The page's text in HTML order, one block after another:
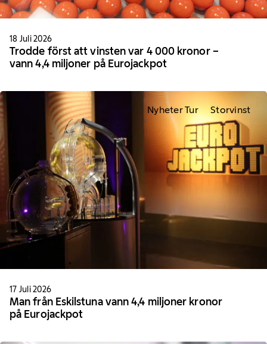
18 Juli 2026
Trodde först att vinsten var 4 000 kronor –
vann 4,4 miljoner på Eurojackpot
Nyheter Tur Storvinst
17 Juli 2026
Man från Eskilstuna vann 4,4 miljoner kronor
på Eurojackpot